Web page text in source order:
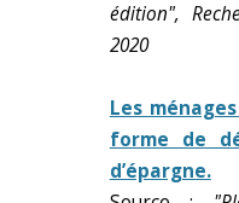
édition",
2020
Les
forme de
d’épargne.